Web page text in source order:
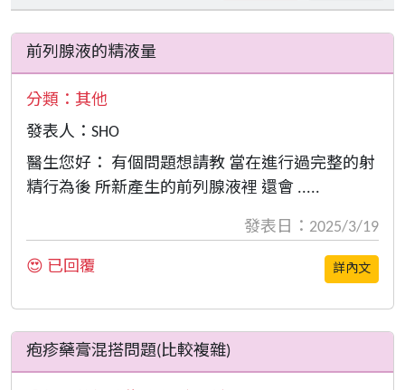
前列腺液的精液量
分類： 其他
發表人：SHO
醫生您好： 有個問題想請教 當在進行過完整的射
精行為後 所新產生的前列腺液裡 還會 .....
發表日：2025/3/19
😍 已回覆 詳內文
疱疹藥膏混搭問題(比較複雜)